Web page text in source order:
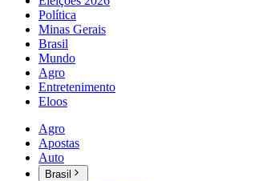
Política
Minas Gerais
Brasil
Mundo
Agro
Entretenimento
Eloos
Agro
Apostas
Auto
Brasil